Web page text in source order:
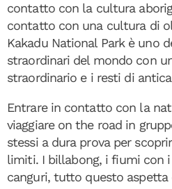
contatto con la cultura
contatto con una cultura di
Kakadu National Park è uno
straordinari del mondo con
straordinario e i resti di
Entrare in contatto con la
viaggiare on the road in
stessi a dura prova per
limiti. I billabong, i fiumi con
canguri, tutto questo aspetta